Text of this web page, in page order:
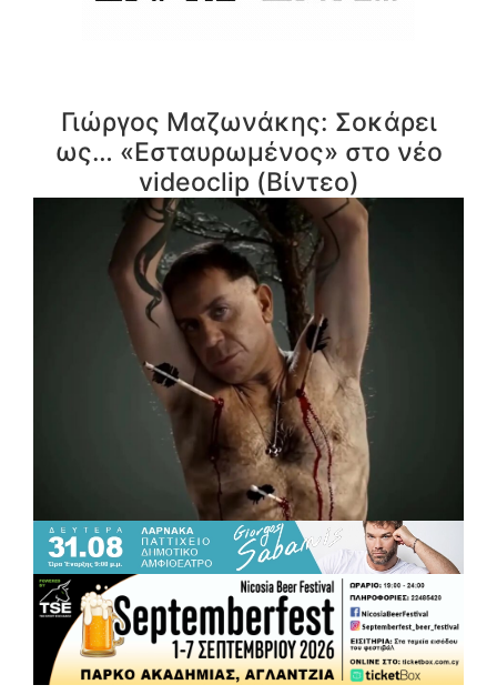
Γιώργος Μαζωνάκης: Σοκάρει
ως… «Εσταυρωμένος» στο νέο
videoclip (Βίντεο)